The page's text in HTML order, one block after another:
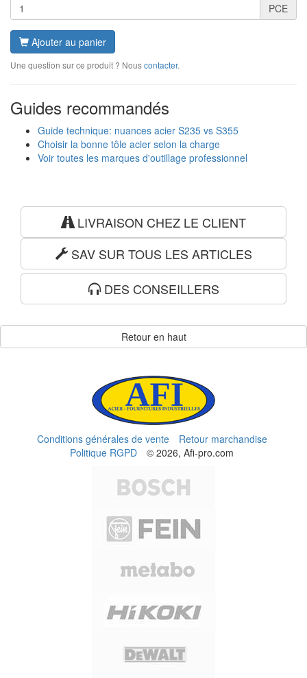
PCE
Ajouter au panier
Une question sur ce produit ? Nouscontacter.
Guides recommandés
Guide technique: nuances acier S235 vs S355
Choisir la bonne tôle acier selon la charge
Voir toutes les marques d'outillage professionnel
LIVRAISON CHEZ LE CLIENT
SAV SUR TOUS LES ARTICLES
DES CONSEILLERS
Retour en haut
Conditions générales de vente
Retour marchandise
Politique RGPD
© 2026, Afi-pro.com